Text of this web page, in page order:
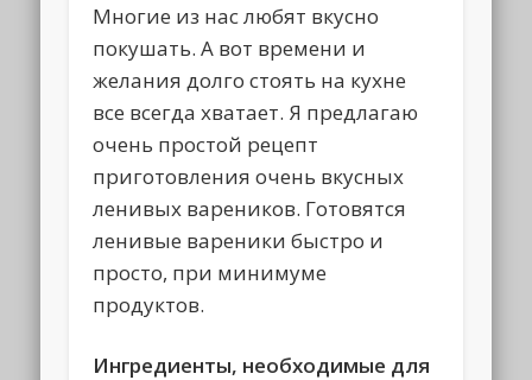
Многие из нас любят вкусно
покушать. А вот времени и
желания долго стоять на кухне
все всегда хватает. Я предлагаю
очень простой рецепт
приготовления очень вкусных
ленивых вареников. Готовятся
ленивые вареники быстро и
просто, при минимуме
продуктов.
Ингредиенты, необходимые для